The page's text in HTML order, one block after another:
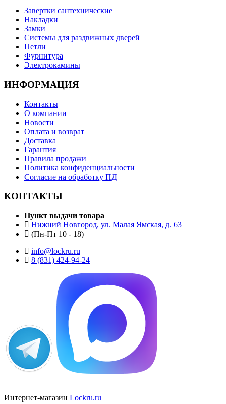
Завертки сантехнические
Накладки
Замки
Системы для раздвижных дверей
Петли
Фурнитура
Электрокамины
ИНФОРМАЦИЯ
Контакты
О компании
Новости
Оплата и возврат
Доставка
Гарантия
Правила продажи
Политика конфиденциальности
Согласие на обработку ПД
КОНТАКТЫ
Пункт выдачи товара
Нижний Новгород, ул. Малая Ямская, д. 63
(Пн-Пт 10 - 18)
info@lockru.ru
8 (831) 424-94-24
Интернет-магазин Lockru.ru